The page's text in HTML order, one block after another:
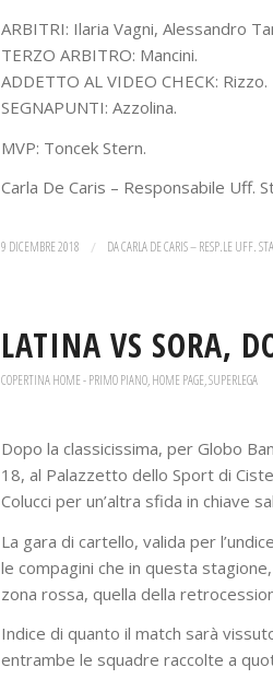
ARBITRI: Ilaria Vagni, Alessandro
TERZO ARBITRO: Mancini.
ADDETTO AL VIDEO CHECK: Rizzo.
SEGNAPUNTI: Azzolina.
MVP: Toncek Stern.
Carla De Caris – Responsabile Uff.
9 DICEMBRE 2018 / DACARLA DE CARIS – RESP.LE UFF.
LATINA VS SORA,
COPERTINA HOME - PRIMO PIANO,HOME PAGE,SUPERLEGA
Dopo la classicissima, per Globo
18, al Palazzetto dello Sport di
Colucci per un’altra sfida in chiave
La gara di cartello, valida per
le compagini che in questa
zona rossa, quella della
Indice di quanto il match sarà
entrambe le squadre raccolte a